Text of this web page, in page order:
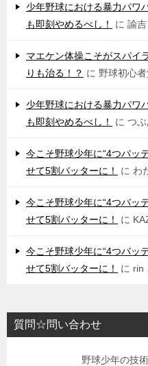
少年野球における暴力パワ
も即刻やめるべし！
に 諭吉
マエケン体操こそがスパイ
りも治る！？ に 野球初心者
少年野球における暴力パワ
も即刻やめるべし！
に つ
今こそ野球少年に“4つバッ
せて5割バッターに！
に わ
今こそ野球少年に“4つバッ
せて5割バッターに！
に
今こそ野球少年に“4つバッ
せて5割バッターに！
に rin
質問☆問い合わせ
野球少年の技